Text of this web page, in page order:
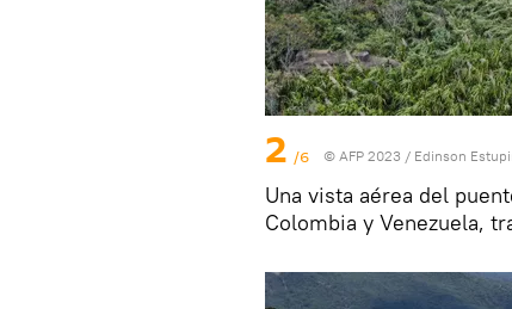
2 /6 © AFP 2023 / Edinson
Una vista aérea del
Colombia y Venezuela,